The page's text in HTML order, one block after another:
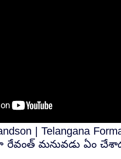
| Telangana
రేవంత్ మనువడు ఏం